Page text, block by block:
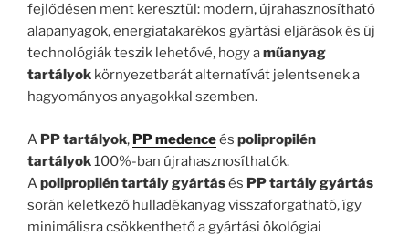
fejlődésen ment keresztül: modern, újrahasznosítható
alapanyagok, energiatakarékos gyártási eljárások és új
technológiák teszik lehetővé, hogy aműanyag
tartályok környezetbarát alternatívát jelentsenek a
hagyományos anyagokkal szemben.
A PP tartályok, PP medenceés polipropilén
tartályok100%-ban újrahasznosíthatók.
Apolipropilén tartály gyártásés PP tartály gyártás
során keletkező hulladékanyag visszaforgatható, így
minimálisra csökkenthető a gyártási ökológiai